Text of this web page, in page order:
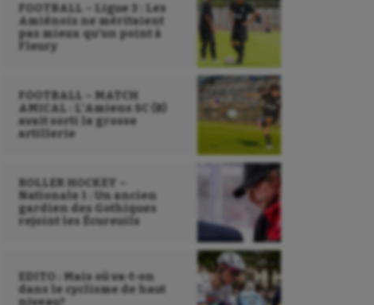
FOOTBALL – Ligue 3 : Les
Amiénois ne méritaient
pas mieux qu’un point à
Fleury
FOOTBALL – MATCH
AMICAL : L’Amiens SC (B)
avait sorti la grosse
artillerie
ROLLER HOCKEY –
Nationale 1 : Un ancien
gardien des Gothiques
rejoint les Écureuils
EDITO : Mais où va-t-on
dans le cyclisme de haut
niveau?